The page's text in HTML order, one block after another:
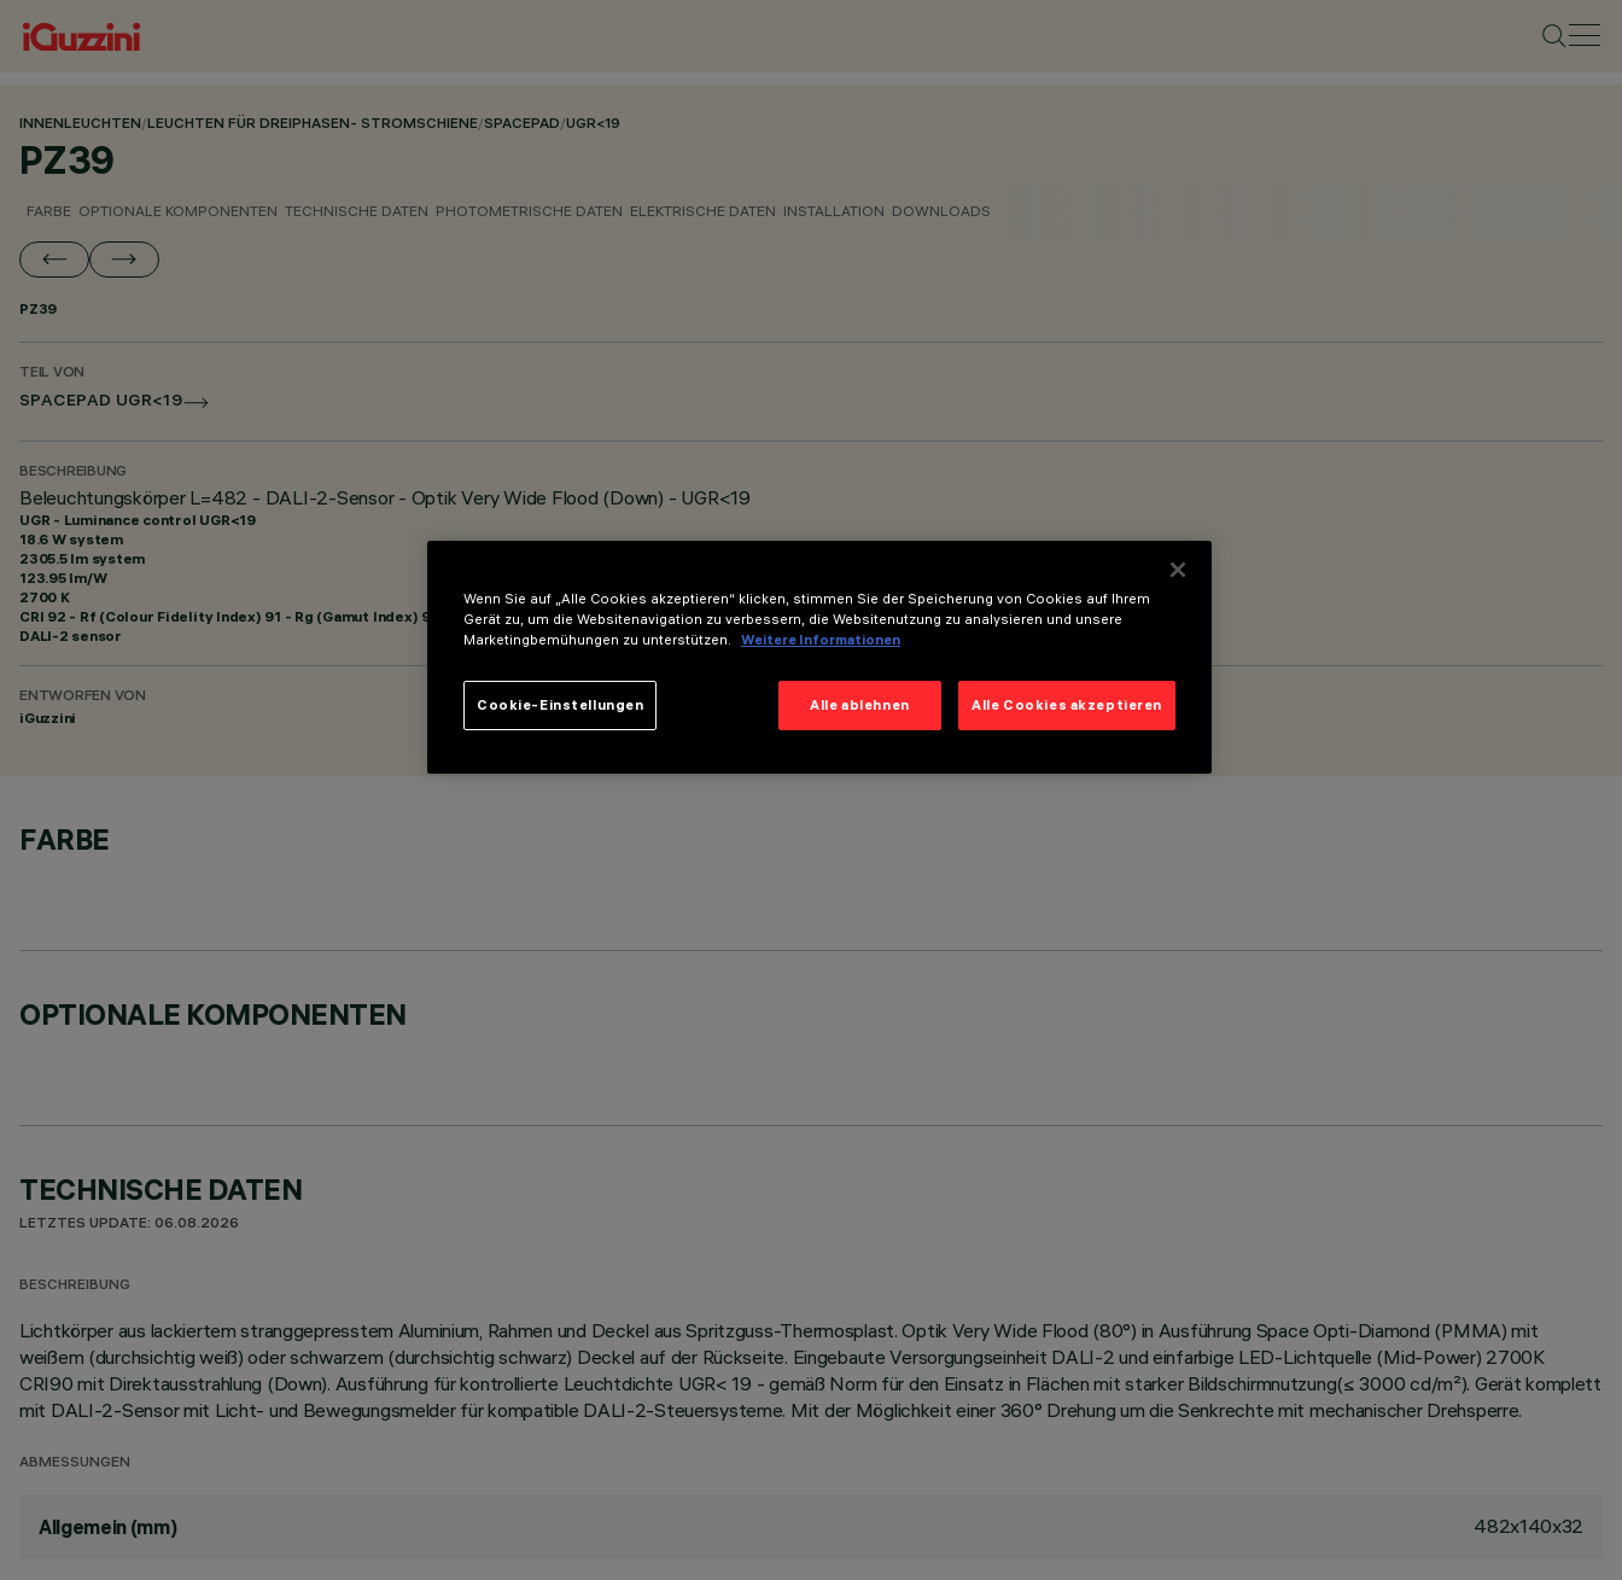
INNENLEUCHTEN/LEUCHTEN FÜR DREIPHASEN- STROMSCHIENE/SPACEPAD/UGR<19
PZ39
FARBE OPTIONALE KOMPONENTEN TECHNISCHE DATEN PHOTOMETRISCHE DATEN ELEKTRISCHE DATEN INSTALLATION DOWNLOADS
PZ39
TEIL VON
SPACEPAD UGR<19
BESCHREIBUNG
Beleuchtungskörper L=482 - DALI-2-Sensor - Optik Very Wide Flood (Down) - UGR<19
UGR - Luminance control UGR<19
18.6 W system
2305.5 lm system
123.95 lm/W
2700 K
CRI 92 - Rf (Colour Fidelity Index) 91 - Rg (Gamut Index) 97
DALI-2 sensor
ENTWORFEN VON
iGuzzini
FARBE
OPTIONALE KOMPONENTEN
TECHNISCHE DATEN
LETZTES UPDATE: 06.08.2026
BESCHREIBUNG
Lichtkörper aus lackiertem stranggepresstem Aluminium, Rahmen und Deckel aus Spritzguss-Thermosplast. Optik Very Wide Flood (80°) in Ausführung Space Opti-Diamond (PMMA) mit
weißem (durchsichtig weiß) oder schwarzem (durchsichtig schwarz) Deckel auf der Rückseite. Eingebaute Versorgungseinheit DALI-2 und einfarbige LED-Lichtquelle (Mid-Power) 2700K
CRI90 mit Direktausstrahlung (Down). Ausführung für kontrollierte Leuchtdichte UGR< 19 - gemäß Norm für den Einsatz in Flächen mit starker Bildschirmnutzung(≤ 3000 cd/m²). Gerät komplett
mit DALI-2-Sensor mit Licht- und Bewegungsmelder für kompatible DALI-2-Steuersysteme. Mit der Möglichkeit einer 360° Drehung um die Senkrechte mit mechanischer Drehsperre.
ABMESSUNGEN
Allgemein (mm) 482x140x32
Wenn Sie auf „Alle Cookies akzeptieren“ klicken, stimmen Sie der Speicherung von Cookies auf Ihrem
Gerät zu, um die Websitenavigation zu verbessern, die Websitenutzung zu analysieren und unsere
Marketingbemühungen zu unterstützen.
Weitere Informationen
Alle ablehnen Alle Cookies akzeptieren
Cookie-Einstellungen